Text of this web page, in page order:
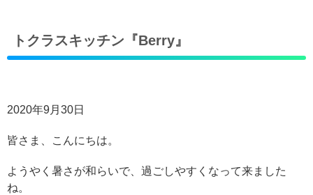
トクラスキッチン『Berry』
2020年9月30日
皆さま、こんにちは。
ようやく暑さが和らいで、過ごしやすくなって来ました
ね。